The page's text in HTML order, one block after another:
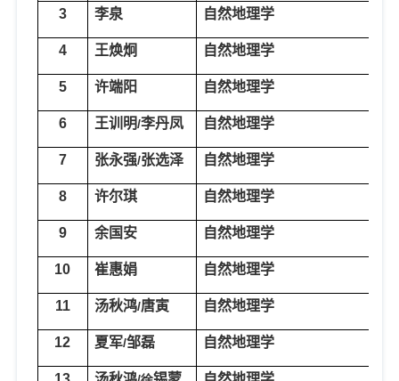
3 李泉 自然地理学
4 王焕炯 自然地理学
5 许端阳 自然地理学
6 王训明/李丹凤 自然地理学
7 张永强/张选泽 自然地理学
8 许尔琪 自然地理学
9 余国安 自然地理学
10 崔惠娟 自然地理学
11 汤秋鸿/唐寅 自然地理学
12 夏军/邹磊 自然地理学